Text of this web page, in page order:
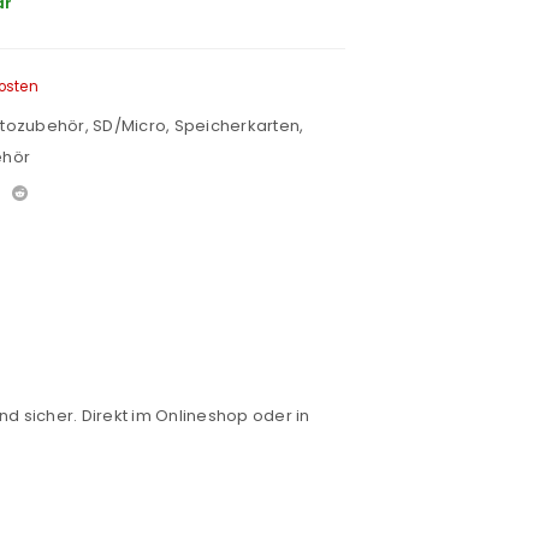
, SD/Micro, Speicherkarten,
sicher. Direkt im Onlineshop oder in